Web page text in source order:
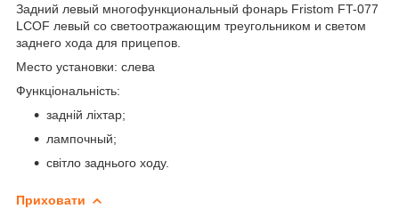
Задний левый многофункциональный фонарь Fristom FT-077
LCOF левый со светоотражающим треугольником и светом
заднего хода для прицепов.
Место установки: слева
Функціональність:
задній ліхтар;
лампочный;
світло заднього ходу.
Приховати